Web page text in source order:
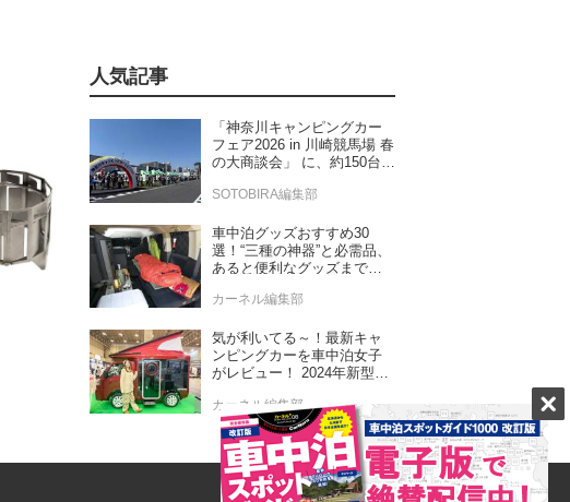
人気記事
「神奈川キャンピングカー
フェア2026 in 川崎競馬場 春
の大商談会」 に、約150台の
SOTOBIRA編集部
車中泊グッズおすすめ30
選！“三種の神器”と必需品、
あると便利なグッズまで車
カーネル編集部
気が利いてる～！最新キャ
ンピングカーを車中泊女子
がレビュー！ 2024年新型モ
カーネル編集部
ゴードンミラー新モデルは
なんと軽バン！ゴードンミ
ラーらしさを踏襲したセン
ス抜群のバンライフ車が発